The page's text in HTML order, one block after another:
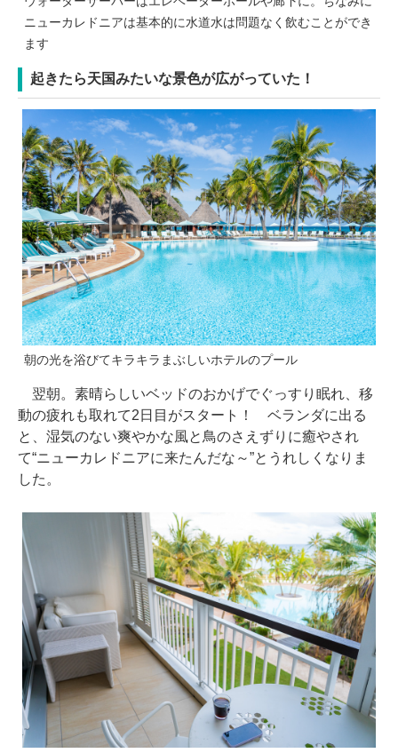
ニューカレドニアは基本的に水道水は問題なく飲むことができ
ます
起きたら天国みたいな景色が広がっていた！
朝の光を浴びてキラキラまぶしいホテルのプール
翌朝。素晴らしいベッドのおかげでぐっすり眠れ、移
動の疲れも取れて2日目がスタート！ ベランダに出る
と、湿気のない爽やかな風と鳥のさえずりに癒やされ
て“ニューカレドニアに来たんだな～”とうれしくなりま
した。